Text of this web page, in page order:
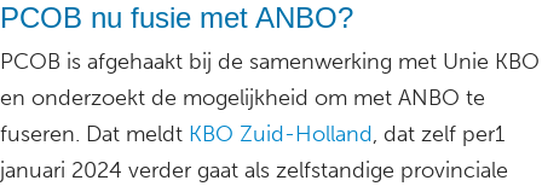
PCOB nu fusie met ANBO?
PCOB is afgehaakt bij de samenwerking met Unie KBO
en onderzoekt de mogelijkheid om met ANBO te
fuseren. Dat meldt KBO Zuid-Holland, dat zelf per1
januari 2024 verder gaat als zelfstandige provinciale